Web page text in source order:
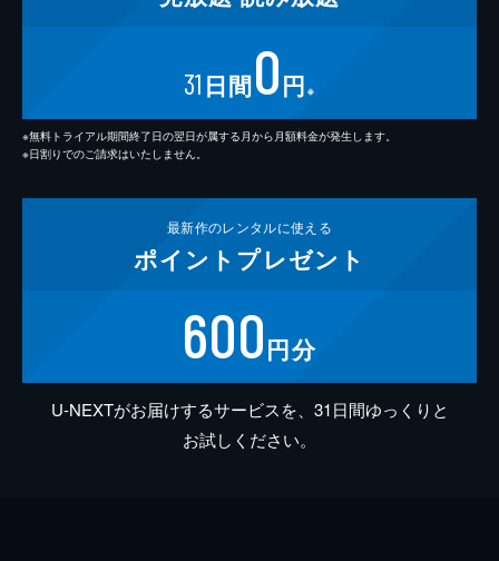
31 日間0円 ※
※無料トライアル期間終了日の翌日が属する月から月額料金が発生します。
※日割りでのご請求はいたしません。
最新作のレンタルに使える
ポイント プレゼント
600円分
U-NEXTがお届けするサービスを、31日間ゆっくりと
お試しください。